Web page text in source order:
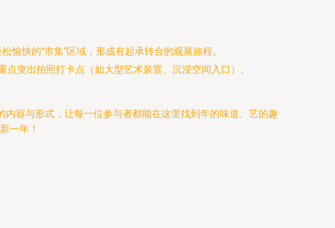
愉快的“市集”区域，形成有起承转合的观展旅程。
突出拍照打卡点（如大型艺术装置、沉浸空间入口）。
容与形式，让每一位参与者都能在这里找到年的味道、艺的趣
一年！